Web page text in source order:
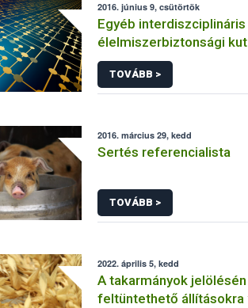
2016. június 9, csütörtök
Egyéb interdiszciplináris
élelmiszerbiztonsági
(hálózatkutatás,
járványtan)
TOVÁBB >
2016. március 29, kedd
Sertés referencialista
TOVÁBB >
2022. április 5, kedd
A takarmányok jelölésén
feltüntethető állításokra